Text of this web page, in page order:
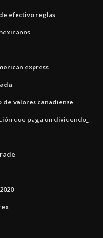
efectivo reglas
express
valores canadiense
que paga un dividendo_